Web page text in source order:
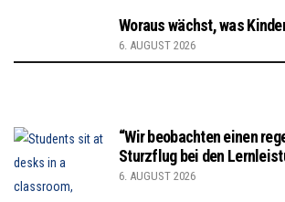
Woraus wächst, was
6. AUGUST 2026
“Wir beobachten einen
Sturzflug bei den
6. AUGUST 2026